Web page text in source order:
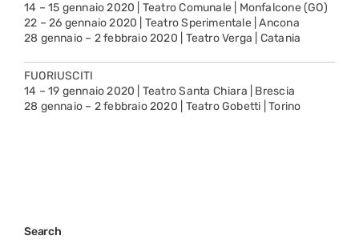
14 – 15 gennaio 2020 | Teatro Comunale | Monfalcone (GO)
22 – 26 gennaio 2020 | Teatro Sperimentale | Ancona
28 gennaio – 2 febbraio 2020 | Teatro Verga | Catania
FUORIUSCITI
14 – 19 gennaio 2020 | Teatro Santa Chiara | Brescia
28 gennaio – 2 febbraio 2020 | Teatro Gobetti | Torino
Search